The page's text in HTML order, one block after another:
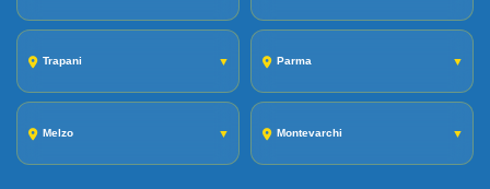
Trapani ▼ Parma ▼
Melzo ▼ Montevarchi ▼